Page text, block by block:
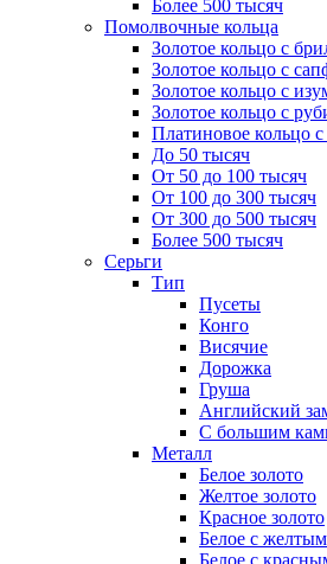
Более 500 тысяч
Помолвочные кольца
Золотое кольцо с
Золотое кольцо с
Золотое кольцо с
Золотое кольцо с
Платиновое кольцо
До 50 тысяч
От 50 до 100 тысяч
От 100 до 300 тысяч
От 300 до 500 тысяч
Более 500 тысяч
Серьги
Тип
Пусеты
Конго
Висячие
Дорожка
Груша
Английский
С большим
Металл
Белое золото
Желтое золото
Красное золото
Белое с
Белое с